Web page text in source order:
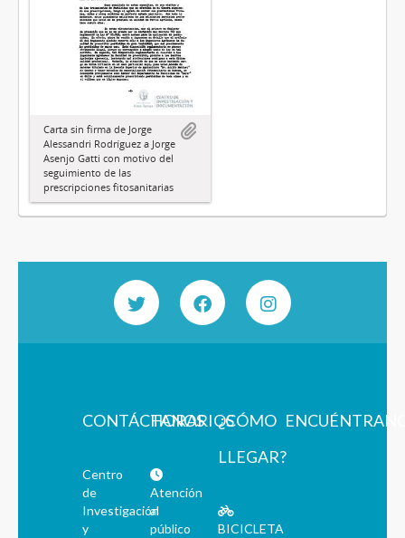
Carta sin firma de Jorge
Alessandri Rodríguez a Jorge
Asenjo Gatti con motivo del
seguimiento de las
prescripciones fitosanitarias
CONTÁCTANOS
Centro
de
Investigación
y
HORARIOS
Atención
al
público
¿CÓMO
LLEGAR?
BICICLETA